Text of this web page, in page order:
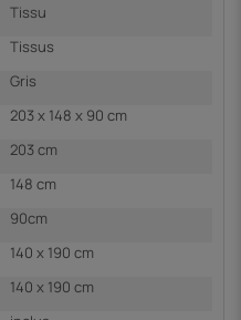
Tissu
Tissus
Gris
203 x 148 x 90 cm
203 cm
148 cm
90cm
140 x 190 cm
140 x 190 cm